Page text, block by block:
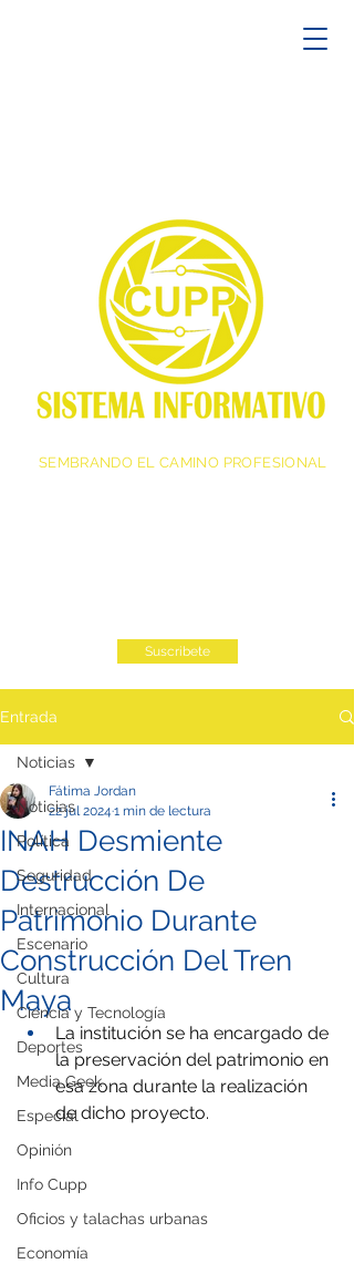
SEMBRANDO EL CAMINO PROFESIONAL
Suscribete
Entrada
Noticias
Política
Seguridad
Internacional
Escenario
Cultura
Ciencia y Tecnología
Deportes
Media Geek
Especial
Opinión
Info Cupp
Oficios y talachas urbanas
Economía
Noticias
INAH Desmiente
Destrucción De
Patrimonio Durante
Construcción Del Tren
Maya
Fátima Jordan
22 jul 2024 1 min de lectura
La institución se ha encargado de
la preservación del patrimonio en
esa zona durante la realización
de dicho proyecto.